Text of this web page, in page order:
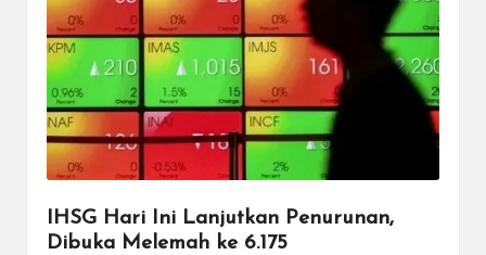
IHSG Hari Ini Lanjutkan Penurunan,
Dibuka Melemah ke 6.175